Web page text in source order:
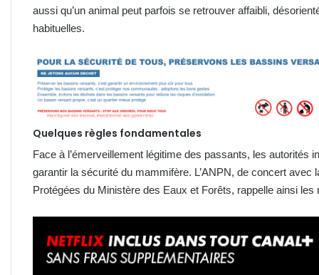
aussi qu’un animal peut parfois se retrouver affaibli,
habituelles.
Quelques règles fondamentales
Face à l’émerveillement légitime des passants, les autorités
garantir la sécurité du mammifère. L’ANPN, de concert avec
Protégées du Ministère des Eaux et Forêts, rappelle ainsi